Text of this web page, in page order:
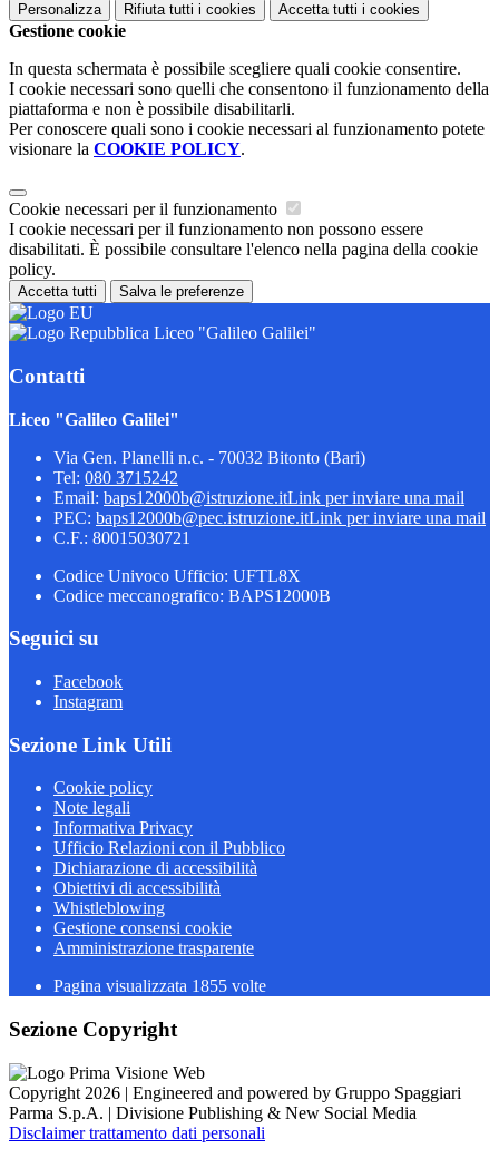
Personalizza Rifiuta tutti i cookies Accetta tutti i cookies
Gestione cookie
In questa schermata è possibile scegliere quali cookie consentire.
I cookie necessari sono quelli che consentono il funzionamento della
piattaforma e non è possibile disabilitarli.
Per conoscere quali sono i cookie necessari al funzionamento potete
visionare la COOKIE POLICY.
Cookie necessari per il funzionamento
I cookie necessari per il funzionamento non possono essere
disabilitati. È possibile consultare l'elenco nella pagina della cookie
policy.
Accetta tutti Salva le preferenze
Liceo "Galileo Galilei"
Contatti
Liceo "Galileo Galilei"
Via Gen. Planelli n.c. - 70032 Bitonto (Bari)
Tel: 080 3715242
Email: baps12000b@istruzione.itLink per inviare una mail
PEC: baps12000b@pec.istruzione.itLink per inviare una mail
C.F.: 80015030721
Codice Univoco Ufficio: UFTL8X
Codice meccanografico: BAPS12000B
Seguici su
Facebook
Instagram
Sezione Link Utili
Cookie policy
Note legali
Informativa Privacy
Ufficio Relazioni con il Pubblico
Dichiarazione di accessibilità
Obiettivi di accessibilità
Whistleblowing
Gestione consensi cookie
Amministrazione trasparente
Pagina visualizzata 1855 volte
Sezione Copyright
Copyright 2026 | Engineered and powered by Gruppo Spaggiari
Parma S.p.A. | Divisione Publishing & New Social Media
Disclaimer trattamento dati personali